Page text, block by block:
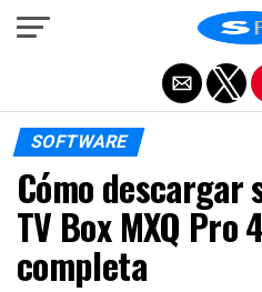
SOFTWARE
Cómo descargar
TV Box MXQ Pro
completa
Salir de la